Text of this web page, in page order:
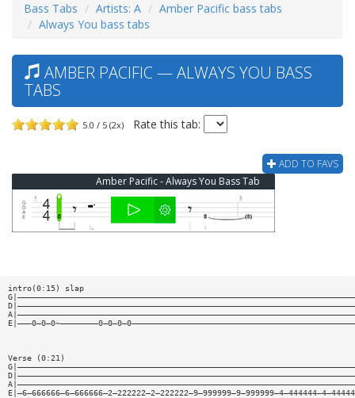
Bass Tabs Artists: A
Amber Pacific bass tabs
Always You bass tabs
AMBER PACIFIC — ALWAYS YOU BASS
TABS
5.0 / 5 (2x) Rate this tab:
ADD TO FAVS
Amber Pacific - Always You Bass Tab
intro(0:15) slap
Verse (0:21)